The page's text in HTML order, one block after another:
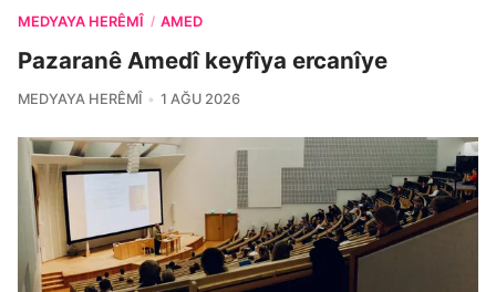
MEDYAYA HERÊMÎ / AMED
Pazaranê Amedî keyfîya ercanîye
MEDYAYA HERÊMÎ 1 AĞU 2026